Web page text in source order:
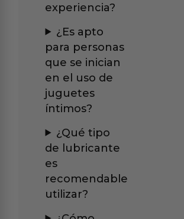
experiencia?
¿Es apto
para personas
que se inician
en el uso de
juguetes
íntimos?
¿Qué tipo
de lubricante
es
recomendable
utilizar?